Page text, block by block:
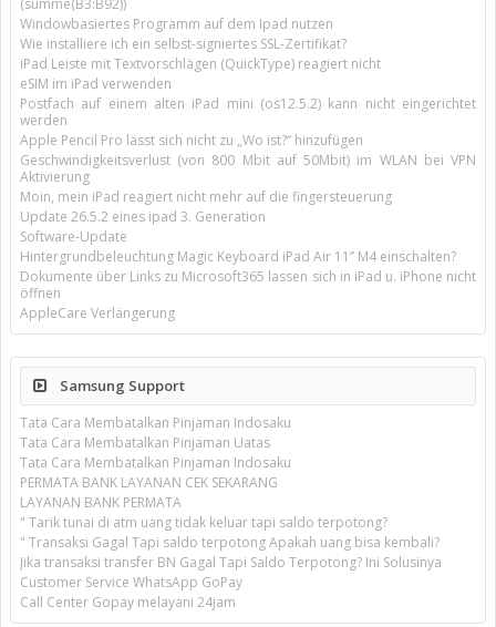
(summe(B3:B92))
Windowbasiertes Programm auf dem Ipad nutzen
Wie installiere ich ein selbst-signiertes SSL-Zertifikat?
iPad Leiste mit Textvorschlägen (QuickType) reagiert nicht
eSIM im iPad verwenden
Postfach auf einem alten iPad mini (os12.5.2) kann nicht eingerichtet
werden
Apple Pencil Pro lässt sich nicht zu „Wo ist?“ hinzufügen
Geschwindigkeitsverlust (von 800 Mbit auf 50Mbit) im WLAN bei VPN
Aktivierung
Moin, mein iPad reagiert nicht mehr auf die fingersteuerung
Update 26.5.2 eines ipad 3. Generation
Software-Update
Hintergrundbeleuchtung Magic Keyboard iPad Air 11’’ M4 einschalten?
Dokumente über Links zu Microsoft365 lassen sich in iPad u. iPhone nicht
öffnen
AppleCare Verlängerung
Samsung Support
Tata Cara Membatalkan Pinjaman Indosaku
Tata Cara Membatalkan Pinjaman Uatas
Tata Cara Membatalkan Pinjaman Indosaku
PERMATA BANK LAYANAN CEK SEKARANG
LAYANAN BANK PERMATA
" Tarik tunai di atm uang tidak keluar tapi saldo terpotong?
" Transaksi Gagal Tapi saldo terpotong Apakah uang bisa kembali?
Jika transaksi transfer BN Gagal Tapi Saldo Terpotong? Ini Solusinya
Customer Service WhatsApp GoPay
Call Center Gopay melayani 24jam